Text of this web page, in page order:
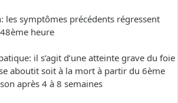
les symptômes précédents régressent
heure
il s’agit d’une atteinte grave du foie
aboutit soit à la mort à partir du 6ème
après 4 à 8 semaines